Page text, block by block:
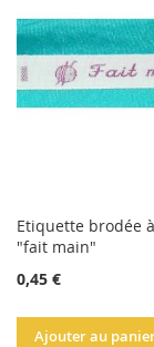
LISTE
D'ACHATS
Etiquette brodée
"fait main"
0,45 €
Ajouter au